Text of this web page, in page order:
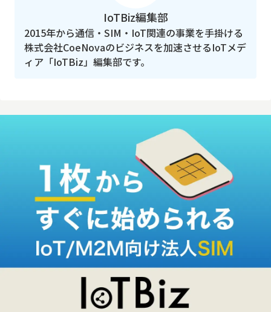
IoTBiz編集部
2015年から通信・SIM・IoT関連の事業を手掛ける
株式会社CoeNovaのビジネスを加速させるIoTメデ
ィア「IoTBiz」編集部です。